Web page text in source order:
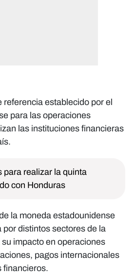
referencia establecido por el
para las operaciones
las instituciones financieras
para realizar la quinta
con Honduras
la moneda estadounidense
por distintos sectores de la
impacto en operaciones
pagos internacionales
financieros.